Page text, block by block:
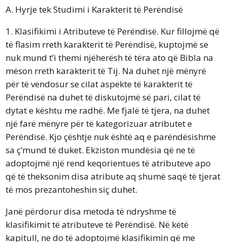
A. Hyrje tek Studimi i Karakterit të Perëndisë
1. Klasifikimi i Atributeve të Perëndisë. Kur fillojmë që
të flasim rreth karakterit të Perëndisë, kuptojmë se
nuk mund t’i themi njëherësh të tëra ato që Bibla na
mëson rreth karakterit të Tij. Na duhet një mënyrë
për të vendosur se cilat aspekte të karakterit të
Perëndisë na duhet të diskutojmë së pari, cilat të
dytat e kështu me radhë. Me fjalë të tjera, na duhet
një farë mënyre për të kategorizuar atributet e
Perëndisë. Kjo çështje nuk është aq e parëndësishme
sa ç’mund të duket. Ekziston mundësia që ne të
adoptojmë një rend keqorientues të atributeve apo
që të theksonim disa atribute aq shumë saqë të tjerat
të mos prezantoheshin siç duhet.
Janë përdorur disa metoda të ndryshme të
klasifikimit të atributeve të Perëndisë. Në këtë
kapitull, ne do të adoptojmë klasifikimin që me